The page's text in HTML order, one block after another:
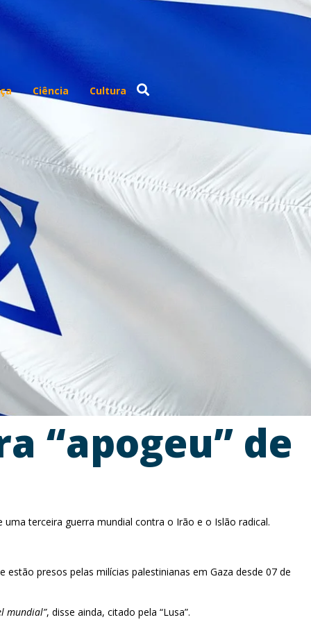
Ciência Cultura
“apogeu” de
uma terceira guerra mundial contra o Irão e o Islão radical.
presos pelas milícias palestinianas em Gaza desde 07 de
mundial”, disse ainda, citado pela “Lusa”.